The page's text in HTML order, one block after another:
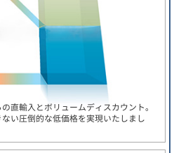
直輸入とボリュームディスカウント。
い圧倒的な低価格を実現いたしまし